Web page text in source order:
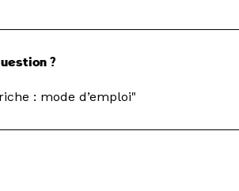
?
: mode d’emploi"